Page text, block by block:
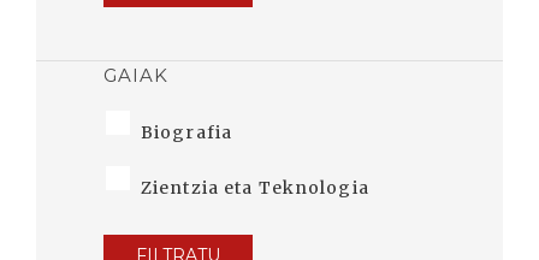
GAIAK
Biografia
Zientzia eta Teknologia
FILTRATU